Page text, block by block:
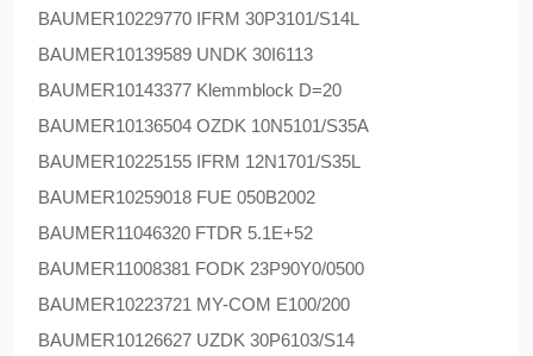
BAUMER10229770 IFRM 30P3101/S14L
BAUMER10139589 UNDK 30I6113
BAUMER10143377 Klemmblock D=20
BAUMER10136504 OZDK 10N5101/S35A
BAUMER10225155 IFRM 12N1701/S35L
BAUMER10259018 FUE 050B2002
BAUMER11046320 FTDR 5.1E+52
BAUMER11008381 FODK 23P90Y0/0500
BAUMER10223721 MY-COM E100/200
BAUMER10126627 UZDK 30P6103/S14